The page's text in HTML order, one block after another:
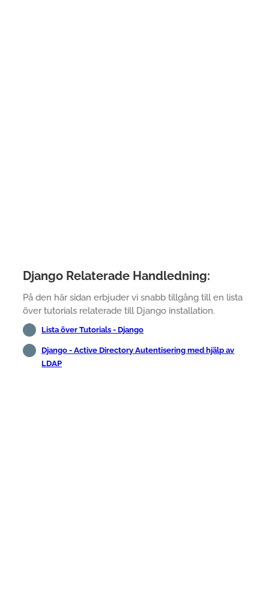
Django Relaterade Handledning:
På den här sidan erbjuder vi snabb tillgång till en lista
över tutorials relaterade till Django installation.
Lista över Tutorials - Django
Django - Active Directory Autentisering med hjälp av
LDAP